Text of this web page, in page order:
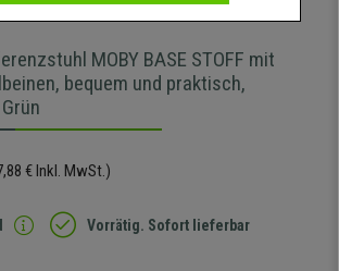
MOBY BASE STOFF mit
bequem und praktisch,
€ Inkl. MwSt.)
Vorrätig. Sofort lieferbar